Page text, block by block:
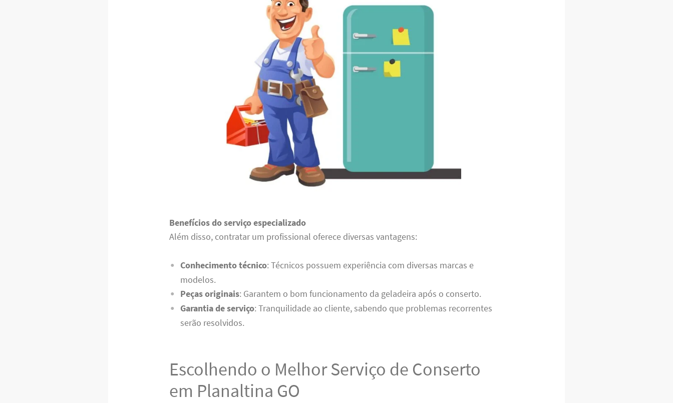
Benefícios do serviço especializado
Além disso, contratar um profissional oferece diversas vantagens:
Conhecimento técnico: Técnicos possuem experiência com diversas marcas e
modelos.
Peças originais: Garantem o bom funcionamento da geladeira após o conserto.
Garantia de serviço: Tranquilidade ao cliente, sabendo que problemas recorrentes
serão resolvidos.
Escolhendo o Melhor Serviço de Conserto
em Planaltina GO